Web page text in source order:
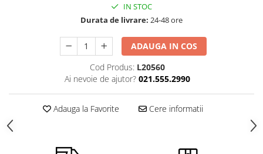
Module si conectori incarcare
Suruburi si adezivi
Touchscreen
Piese din dezmembrari (SWAP)
Scule Service GSM
IN STOC
Durata de livrare: 24-48 ore
ADAUGA IN COS
Cod Produs: L20560
Ai nevoie de ajutor? 021.555.2990
Adauga la Favorite Cere informatii